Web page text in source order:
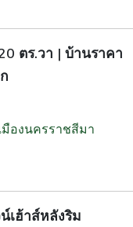
ตร.วา | บ้านราคา
องนครราชสีมา
เฮ้าส์หลังริม